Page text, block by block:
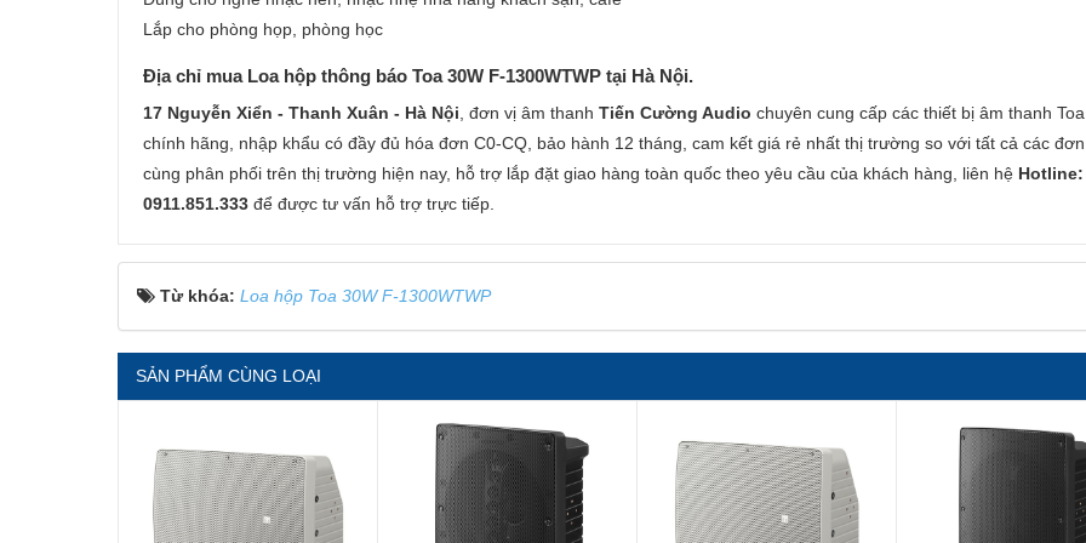
Lắp cho phòng họp, phòng học
Địa chỉ mua Loa hộp thông báo Toa 30W F-1300WTWP tại Hà Nội.
17 Nguyễn Xiển - Thanh Xuân - Hà Nội , đơn vị âm thanh Tiến Cường Audio chuyên cung cấp các thiết bị âm thanh Toa
chính hãng, nhập khẩu có đầy đủ hóa đơn C0-CQ, bảo hành 12 tháng, cam kết giá rẻ nhất thị trường so với tất cả các
cùng phân phối trên thị trường hiện nay, hỗ trợ lắp đặt giao hàng toàn quốc theo yêu cầu của khách hàng, liên hệ Hotline:
0911.851.333 để được tư vấn hỗ trợ trực tiếp.
Từ khóa: Loa hộp Toa 30W F-1300WTWP
SẢN PHẨM CÙNG LOẠI